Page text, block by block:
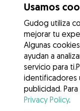
Usamos
Gudog utiliza
mejorar tu
Algunas
ayudan a
servicio para
identificadores
publicidad.
Privacy Policy.